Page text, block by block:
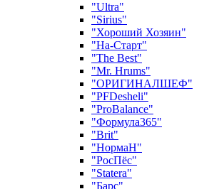
"Ultra"
"Sirius"
"Хороший Хозяин"
"На-Старт"
"The Best"
"Mr. Hrums"
"ОРИГИНАЛШЕФ"
"PFDesheli"
"ProBalance"
"Формула365"
"Brit"
"НормаН"
"РосПёс"
"Statera"
"Барс"